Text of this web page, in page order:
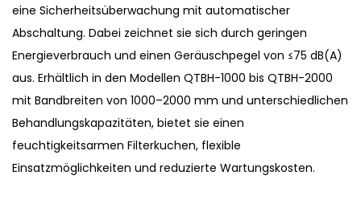
eine Sicherheitsüberwachung mit automatischer
Abschaltung. Dabei zeichnet sie sich durch geringen
Energieverbrauch und einen Geräuschpegel von ≤75 dB(A)
aus. Erhältlich in den Modellen QTBH-1000 bis QTBH-2000
mit Bandbreiten von 1000–2000 mm und unterschiedlichen
Behandlungskapazitäten, bietet sie einen
feuchtigkeitsarmen Filterkuchen, flexible
Einsatzmöglichkeiten und reduzierte Wartungskosten.